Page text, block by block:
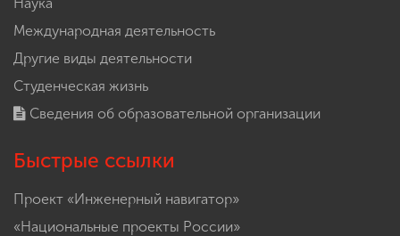
Международная деятельность
Другие виды деятельности
Студенческая жизнь
Сведения об образовательной организации
Быстрые ссылки
Проект «Инженерный навигатор»
«Национальные проекты России»